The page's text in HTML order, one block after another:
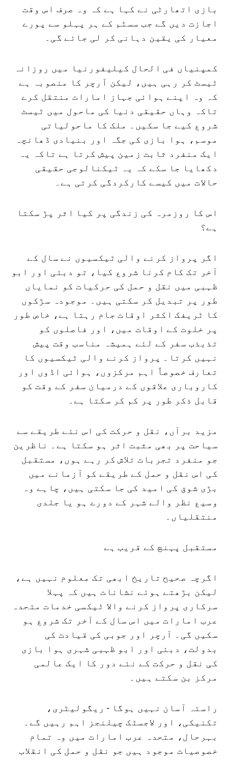
بازی اتھارٹی نے کہا ہے کہ وہ صرف اس وقت
اجازت دیں گے جب سسٹم کے ہر پہلو سے پورے
معیار کی یقین دہانی کر لی جائے گی۔
کمپنیاں فی الحال کیلیفورنیا میں روزانہ
ٹیسٹ کر رہی ہیں، لیکن آرچر کا منصوبہ ہے
کہ وہ اپنے ہوائی جہاز امارات منتقل کرے
تاکہ وہاں حقیقی دنیا کی ماحول میں ٹیسٹ
شروع کیے جا سکیں۔ ملک کا ماحولیاتی
موسم، ہوا بازی کی جگہ اور بنیادی ڈھانچہ
ایک منفرد ثابت زمین پیش کرتا ہے تاکہ یہ
دکھایا جا سکے کہ یہ ٹیکنالوجی حقیقی
حالات میں کیسے کارکردگی کرتی ہے۔
اس کا روزمرہ کی زندگی پر کیا اثر پڑ سکتا
ہے؟
اگر پرواز کرنے والی ٹیکسیوں نے سال کے
آخر تک کام کرنا شروع کیا، تو دبئی اور ابو
ظہبی میں نقل و حمل کی حرکیات کو نمایاں
طور پر تبدیل کر سکتی ہیں۔ موجودہ سڑکوں
کا ٹریفک اکثر اوقات جام رہتا ہے، خاص طور
پر خلوت کے اوقات میں، اور فاصلوں کو
تذبذب سفر کے لئے ہمیشہ مناسب وقت پیش
نہیں کرتا۔ پرواز کرنے والی ٹیکسیوں کا
تعارف خصوصاً اہم مرکزوں، ہوائی اڈوں اور
کاروباری علاقوں کے درمیان سفر کے وقت کو
قابل ذکر طور پر کم کر سکتا ہے۔
مزید برآں، نقل و حرکت کی اس نئے طریقے سے
سیاحت پر بھی مثبت اثر ہو سکتا ہے۔ ناظرین
جو منفرد تجربات تلاش کر رہے ہوں، مستقبل
کی اس نقل و حمل کے طریقے کو آزمانے میں
بڑی شوق کی امید کی جا سکتی ہیں، چاہے وہ
وسیع نظر والے شہر کے دورے ہو یا جلدی
منتقلیاں۔
مستقبل پہنچ کے قریب ہے
اگرچہ صحیح تاریخ ابھی تک معلوم نہیں ہے،
لیکن بڑھتے ہوئے نشانات ہیں کہ پہلا
سرکاری پرواز کرنے والا ٹیکسی خدمات متحدہ
عرب امارات میں اس سال کے آخر تک شروع ہو
سکیں گی۔ آرچر اور جوبی کی قیادت کی
بدولت، دبئی اور ابو ظہبی شہری ہوا بازی
کی نقل و حرکت کے نئے دور کا ایک عالمی
مرکز بن سکتے ہیں۔
راستہ آسان نہیں ہوگا - ریگولیٹری،
تکنیکی، اور لاجسٹک چیلنجز اہم رہیں گے۔
بہرحال، متحدہ عرب امارات میں وہ تمام
خصوصیات موجود ہیں جو نقل و حمل کی انقلاب